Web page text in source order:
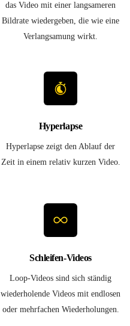
das Video mit einer langsameren
Bildrate wiedergeben, die wie eine
Verlangsamung wirkt.
Hyperlapse
Hyperlapse zeigt den Ablauf der
Zeit in einem relativ kurzen Video.
Schleifen-Videos
Loop-Videos sind sich ständig
wiederholende Videos mit endlosen
oder mehrfachen Wiederholungen.